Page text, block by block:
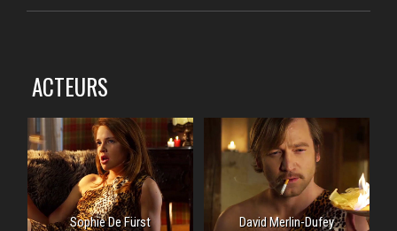
ACTEURS
Sophie De Fürst David Merlin-Dufey